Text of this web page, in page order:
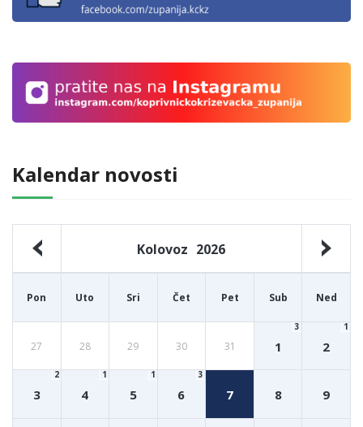
Kalendar novosti
Kolovoz 2026
Pon Uto Sri Čet Pet Sub Ned
27 28 29 30 31 1
3
2
1
3
2
4
1
5
1
6
3
7 8 9